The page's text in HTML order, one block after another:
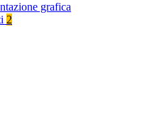
grafica
2